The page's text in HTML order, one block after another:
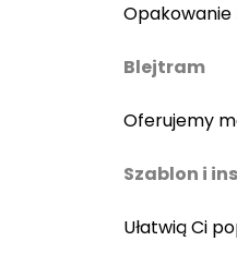
Opakowanie
Blejtram
Oferujemy
Szablon i
Ułatwią Ci